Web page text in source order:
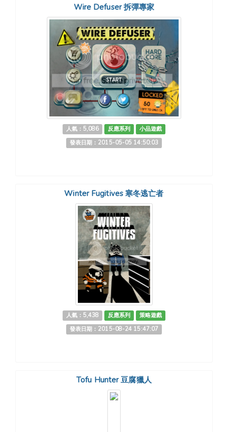
Wire Defuser 拆彈專家
人氣：5,086 反應系列
小品遊戲
發表日期：2015-05-05 14:50:03
Winter Fugitives 寒冬逃亡者
人氣：5,438 反應系列
策略遊戲
發表日期：2015-08-24 15:47:07
Tofu Hunter 豆腐獵人